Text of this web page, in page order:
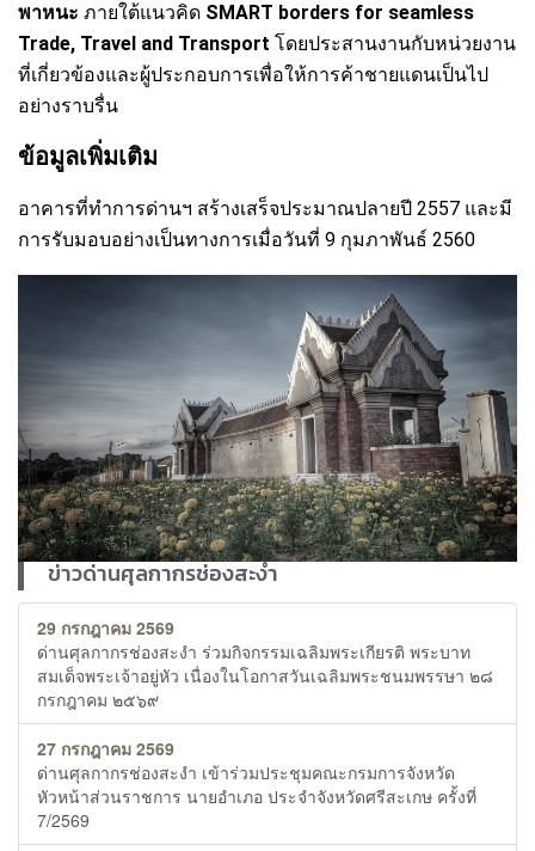
พาหนะ ภายใต้แนวคิด SMART borders for seamless
Trade, Travel and Transport โดยประสานงานกับหน่วยงาน
ที่เกี่ยวข้องและผู้ประกอบการเพื่อให้การค้าชายแดนเป็นไป
อย่างราบรื่น
ข้อมูลเพิ่มเติม
อาคารที่ทำการด่านฯ สร้างเสร็จประมาณปลายปี 2557 และมี
การรับมอบอย่างเป็นทางการเมื่อวันที่ 9 กุมภาพันธ์ 2560
ข่าวด่านศุลกากรช่องสะงำ
29 กรกฎาคม 2569
ด่านศุลกากรช่องสะงำ ร่วมกิจกรรมเฉลิมพระเกียรติ พระบาท
สมเด็จพระเจ้าอยู่หัว เนื่องในโอกาสวันเฉลิมพระชนมพรรษา ๒๘
กรกฎาคม ๒๕๖๙
27 กรกฎาคม 2569
ด่านศุลกากรช่องสะงำ เข้าร่วมประชุมคณะกรมการจังหวัด
หัวหน้าส่วนราชการ นายอำเภอ ประจำจังหวัดศรีสะเกษ ครั้งที่
7/2569